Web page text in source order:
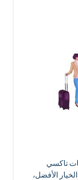
تاكسي
الأفضل،